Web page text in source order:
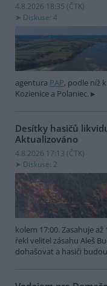
4.8.2026 18:35 (ČTK)
Diskuse: 4
agentura PAP, podle níž
Kozienice a Polaniec.
Desítky hasičů
Aktualizováno
4.8.2026 17:13 (ČTK)
Diskuse: 2
kolem 17:00. Zasahuje
řekl velitel zásahu Aleš
dohašovat a hasiči